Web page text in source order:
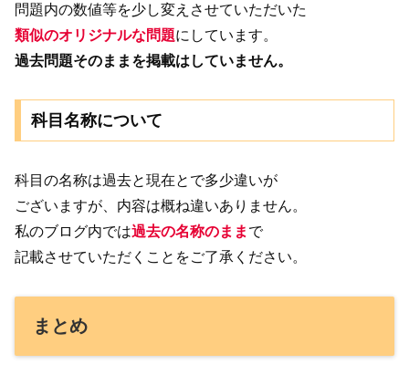
問題内の数値等を少し変えさせていただいた
類似のオリジナルな問題にしています。
過去問題そのままを掲載はしていません。
科目名称について
科目の名称は過去と現在とで多少違いが
ございますが、内容は概ね違いありません。
私のブログ内では過去の名称のまま で
記載させていただくことをご了承ください。
まとめ